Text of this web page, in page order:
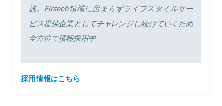
施。Fintech領域に留まらずライフスタイルサー
ビス提供企業としてチャレンジし続けていくため
全方位で積極採用中
採用情報はこちら